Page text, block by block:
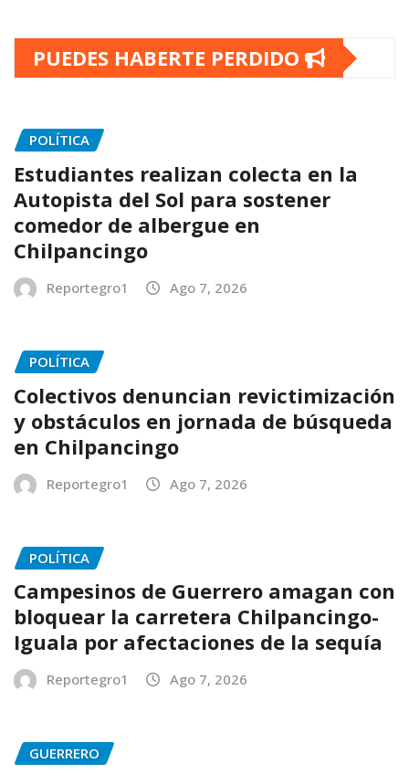
PUEDES HABERTE PERDIDO
POLÍTICA
Estudiantes realizan colecta en la
Autopista del Sol para sostener
comedor de albergue en
Chilpancingo
Reportegro1 Ago 7, 2026
POLÍTICA
Colectivos denuncian revictimización
y obstáculos en jornada de búsqueda
en Chilpancingo
Reportegro1 Ago 7, 2026
POLÍTICA
Campesinos de Guerrero amagan con
bloquear la carretera Chilpancingo-
Iguala por afectaciones de la sequía
Reportegro1 Ago 7, 2026
GUERRERO